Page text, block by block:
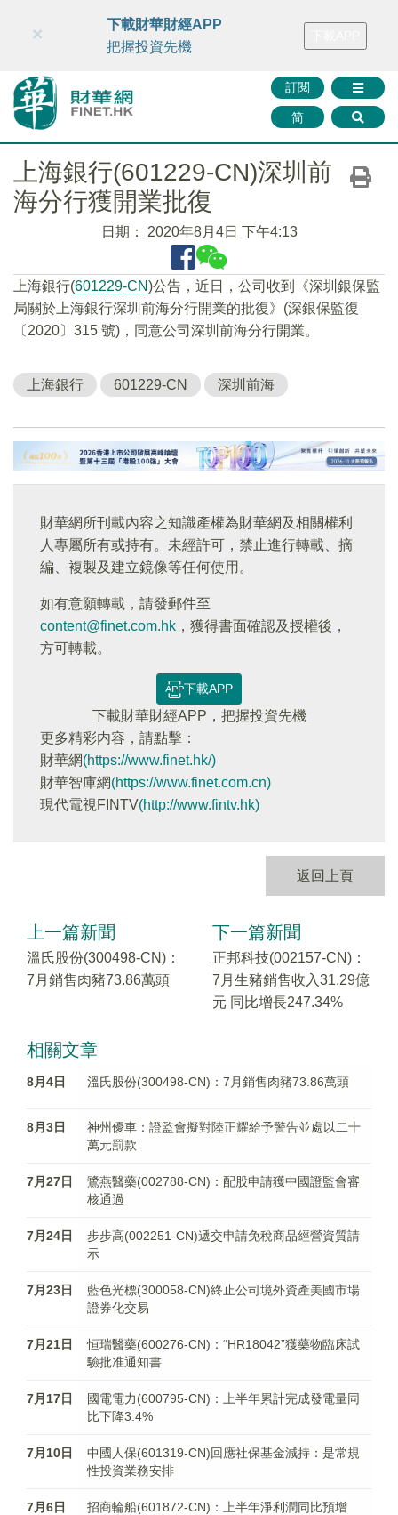
財華智庫網 FINTV FINMETA 財華證券 媒體矩陣
訂閱
简
×
下載財華財經APP
把握投資先機
上海銀行(601229-CN)深圳前
海分行獲開業批復
日期： 2020年8月4日 下午4:13
上海銀行(601229-CN)公告，近日，公司收到《深圳銀保監
局關於上海銀行深圳前海分行開業的批復》(深銀保監復
〔2020〕315 號)，同意公司深圳前海分行開業。
上海銀行 601229-CN 深圳前海
財華網所刊載內容之知識產權為財華網及相關權利
人專屬所有或持有。未經許可，禁止進行轉載、摘
編、複製及建立鏡像等任何使用。
如有意願轉載，請發郵件至
content@finet.com.hk ，獲得書面確認及授權後，
方可轉載。
下載APP
下載財華財經APP，把握投資先機
更多精彩内容，請點擊：
財華網(https://www.finet.hk/)
財華智庫網(https://www.finet.com.cn)
現代電視FINTV(http://www.fintv.hk)
返回上頁
上一篇新聞
溫氏股份(300498-CN)：
7月銷售肉豬73.86萬頭
下一篇新聞
正邦科技(002157-CN)：
7月生豬銷售收入31.29億
元 同比增長247.34%
相關文章
8月4日 溫氏股份(300498-CN)：7月銷售肉豬73.86萬頭
8月3日
神州優車：證監會擬對陸正耀給予警告並處以二十
萬元罰款
7月27日
鷺燕醫藥(002788-CN)：配股申請獲中國證監會審
核通過
7月24日
步步高(002251-CN)遞交申請免稅商品經營資質請
示
7月23日
藍色光標(300058-CN)終止公司境外資產美國市場
證券化交易
7月21日
恒瑞醫藥(600276-CN)：“HR18042”獲藥物臨床試
驗批准通知書
7月17日
國電電力(600795-CN)：上半年累計完成發電量同
比下降3.4%
7月10日
中國人保(601319-CN)回應社保基金減持：是常規
性投資業務安排
7月6日
招商輪船(601872-CN)：上半年淨利潤同比預增